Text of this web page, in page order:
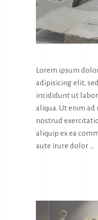
Lorem ipsum
adipisicing elit,
incididunt ut
aliqua. Ut enim
nostrud
aliquip ex ea
aute irure dolor